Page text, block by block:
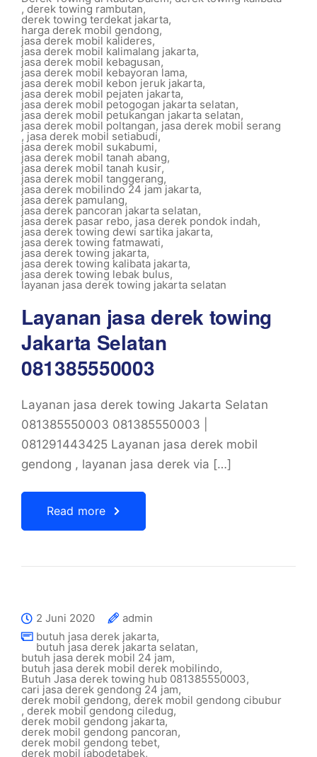
, derek towing rambutan,
derek towing terdekat jakarta,
harga derek mobil gendong,
jasa derek mobil kalideres,
jasa derek mobil kalimalang jakarta,
jasa derek mobil kebagusan,
jasa derek mobil kebayoran lama,
jasa derek mobil kebon jeruk jakarta,
jasa derek mobil pejaten jakarta,
jasa derek mobil petogogan jakarta selatan,
jasa derek mobil petukangan jakarta selatan,
jasa derek mobil poltangan, jasa derek mobil serang
, jasa derek mobil setiabudi,
jasa derek mobil sukabumi,
jasa derek mobil tanah abang,
jasa derek mobil tanah kusir,
jasa derek mobil tanggerang,
jasa derek mobilindo 24 jam jakarta,
jasa derek pamulang,
jasa derek pancoran jakarta selatan,
jasa derek pasar rebo, jasa derek pondok indah,
jasa derek towing dewi sartika jakarta,
jasa derek towing fatmawati,
jasa derek towing jakarta,
jasa derek towing kalibata jakarta,
jasa derek towing lebak bulus,
layanan jasa derek towing jakarta selatan
Layanan jasa derek towing
Jakarta Selatan
081385550003
Layanan jasa derek towing Jakarta Selatan
081385550003 081385550003 |
081291443425 Layanan jasa derek mobil
gendong , layanan jasa derek via […]
Read more
2 Juni 2020
admin
butuh jasa derek jakarta,
butuh jasa derek jakarta selatan,
butuh jasa derek mobil 24 jam,
butuh jasa derek mobil derek mobilindo,
Butuh Jasa derek towing hub 081385550003,
cari jasa derek gendong 24 jam,
derek mobil gendong, derek mobil gendong cibubur
, derek mobil gendong ciledug,
derek mobil gendong jakarta,
derek mobil gendong pancoran,
derek mobil gendong tebet,
derek mobil jabodetabek,